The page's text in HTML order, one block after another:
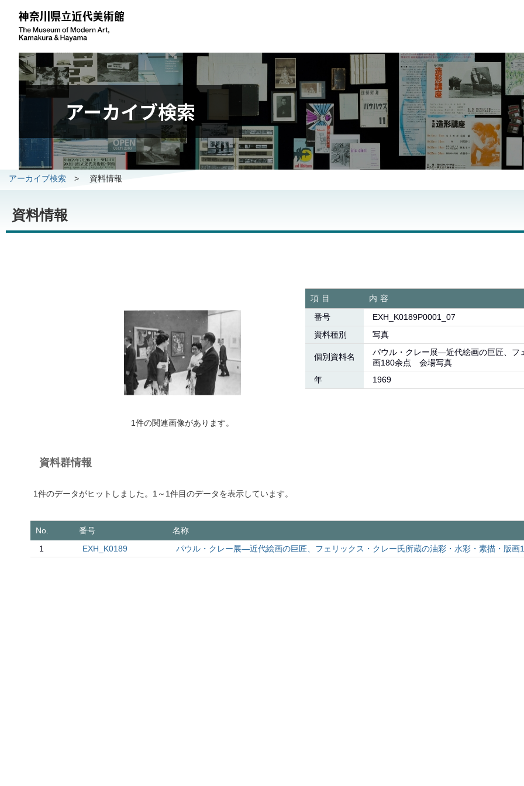
アーカイブ検索
アーカイブ検索 > 資料情報
資料情報
1件の関連画像があります。
項目
内容
番号
EXH_K0189P0001_07
資料種別
写真
個別資料名
パウル・クレー展―近代絵画の巨匠、フ
画180余点 会場写真
年
1969
資料群情報
1件のデータがヒットしました。1～1件目のデータを表示しています。
No. 番号
名称
1
EXH_K0189 パウル・クレー展―近代絵画の巨匠、フェリックス・クレー氏所蔵の油彩・水彩・素描・版画